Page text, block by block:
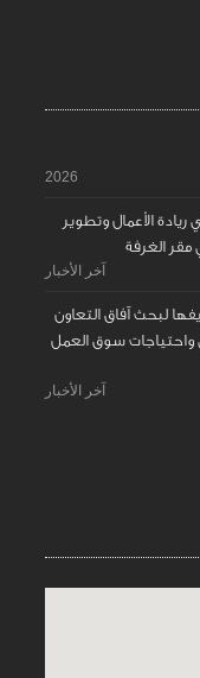
2026
ريادة الأعمال وتطوير
الغرفة
آخر الأخبار
لبحث آفاق التعاون
سوق العمل
آخر الأخبار